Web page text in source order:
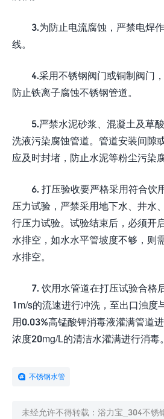
3.为防止电流腐蚀，严禁电焊
线。
4.采用不锈钢阀门或铜制阀门
防止铁离子腐蚀不锈钢管道。
5.严禁水泥砂浆、混凝土及草
洗液污染腐蚀管道。管道安装间隙
应及时封堵，防止水泥等粉尘污染
6. 打压验收要严格采用符合饮
压力试验，严禁采用地下水、井水
行压力试验。试验结束后，必须开
水排空，如水水平管坡度不够，则
水排空。
7. 饮用水管道在打压试验合格
1m/s的流速进行冲洗，至出口浊度
用0.03%高锰酸钾消毒液灌满管道
浓度20mg/L的清洁水灌满进行消毒。
不锈钢水管
未经允许不得转载： 浴力宝_304不锈